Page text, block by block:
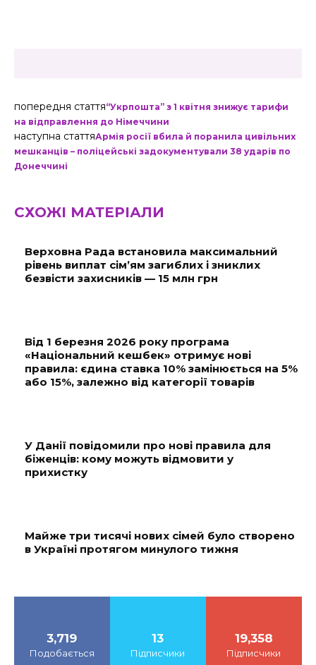
попередня стаття“Укрпошта” з 1 квітня знижує тарифи
на відправлення до Німеччини
наступна статтяАрмія росії вбила й поранила цивільних
мешканців – поліцейські задокументували 38 ударів по
Донеччині
СХОЖІ МАТЕРІАЛИ
Верховна Рада встановила максимальний
рівень виплат сім’ям загиблих і зниклих
безвісти захисників — 15 млн грн
Від 1 березня 2026 року програма
«Національний кешбек» отримує нові
правила: єдина ставка 10% замінюється на 5%
або 15%, залежно від категорії товарів
У Данії повідомили про нові правила для
біженців: кому можуть відмовити у
прихистку
Майже три тисячі нових сімей було створено
в Україні протягом минулого тижня
3,719
Подобається
13
Підписчики
19,358
Підписчики